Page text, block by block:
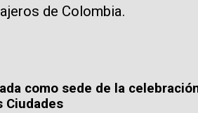
de Colombia.
como sede de la
Ciudades